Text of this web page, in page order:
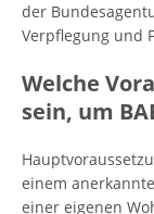
der
Verpflegung und
Welche
sein, um
einem
einer eigenen